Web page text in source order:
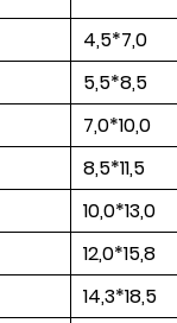
4,5*7,0
5,5*8,5
7,0*10,0
8,5*11,5
10,0*13,0
12,0*15,8
14,3*18,5